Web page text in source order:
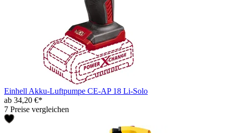
Einhell Akku-Luftpumpe CE-AP 18 Li-Solo
ab 34,20 €*
7 Preise vergleichen